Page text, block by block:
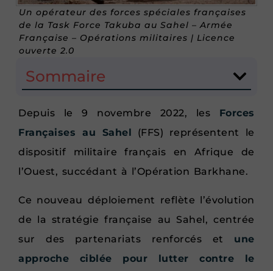
Un opérateur des forces spéciales françaises
de la Task Force Takuba au Sahel – Armée
Française – Opérations militaires | Licence
ouverte 2.0
Sommaire
Depuis le 9 novembre 2022, les Forces
Françaises au Sahel (FFS) représentent le
dispositif militaire français en Afrique de
l’Ouest, succédant à l’Opération Barkhane.
Ce nouveau déploiement reflète l’évolution
de la stratégie française au Sahel, centrée
sur des partenariats renforcés et une
approche ciblée pour lutter contre le